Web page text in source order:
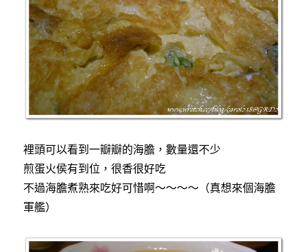
裡頭可以看到一瓣瓣的海膽，數量還不少
煎蛋火侯有到位，很香很好吃
不過海膽煮熟來吃好可惜啊～～～～（真想來個海膽
軍艦）